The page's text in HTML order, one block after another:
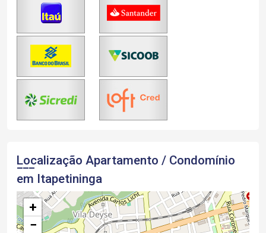
Localização Apartamento / Condomínio
em Itapetininga
+
−